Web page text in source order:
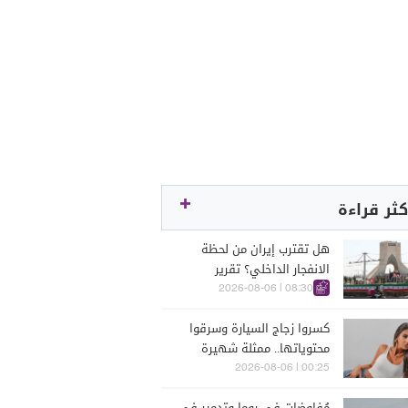
قراءة
هل تقترب إيران من لحظة
الانفجار الداخلي؟ تقرير
اسرائيلي يكشف الكواليس
08:30 | 2026-08-06
كسروا زجاج السيارة وسرقوا
محتوياتها.. ممثلة شهيرة
تتعرّض للسرقة في الرملة
00:25 | 2026-08-06